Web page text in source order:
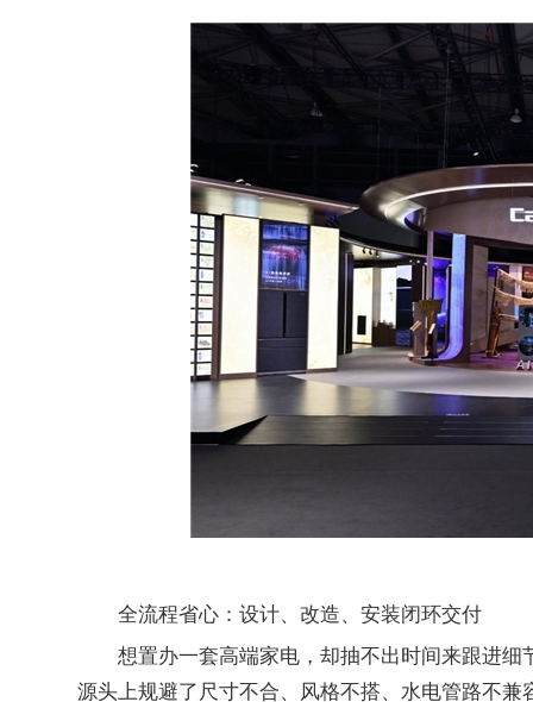
全流程省心：设计、改造、安装闭环交付
想置办一套高端家电，却抽不出时间来跟进
源头上规避了尺寸不合、风格不搭、水电管路不